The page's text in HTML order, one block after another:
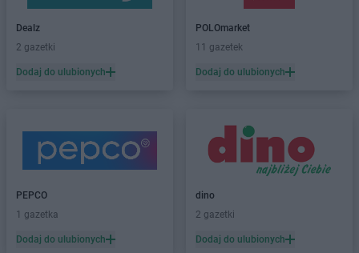
Dealz
2 gazetki
Dodaj do ulubionych
POLOmarket
11 gazetek
Dodaj do ulubionych
PEPCO
1 gazetka
Dodaj do ulubionych
dino
2 gazetki
Dodaj do ulubionych